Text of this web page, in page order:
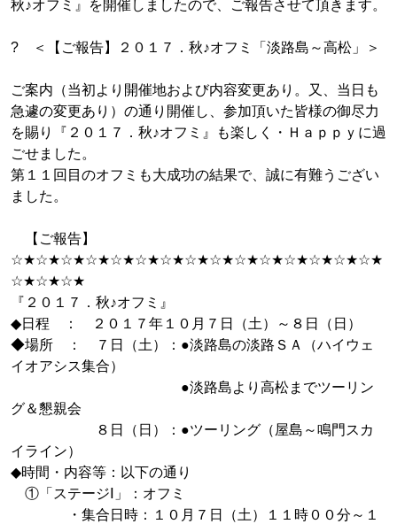
秋♪オフミ』を開催しましたので、ご報告させて頂きます。
? ＜【ご報告】２０１７．秋♪オフミ「淡路島～高松」＞
ご案内（当初より開催地および内容変更あり。又、当日も
急遽の変更あり）の通り開催し、参加頂いた皆様の御尽力
を賜り『２０１７．秋♪オフミ』も楽しく・Ｈａｐｐｙに過
ごせました。
第１１回目のオフミも大成功の結果で、誠に有難うござい
ました。
【ご報告】
☆★☆★☆★☆★☆★☆★☆★☆★☆★☆★☆★☆★☆★☆★☆★
☆★☆★☆★
『２０１７．秋♪オフミ』
◆日程 ： ２０１７年１０月７日（土）～８日（日）
◆場所 ： ７日（土）：●淡路島の淡路ＳＡ（ハイウェ
イオアシス集合）
●淡路島より高松までツーリン
グ＆懇親会
８日（日）：●ツーリング（屋島～鳴門スカ
イライン）
◆時間・内容等：以下の通り
①「ステージⅠ」：オフミ
・集合日時：１０月７日（土）１１時００分～１